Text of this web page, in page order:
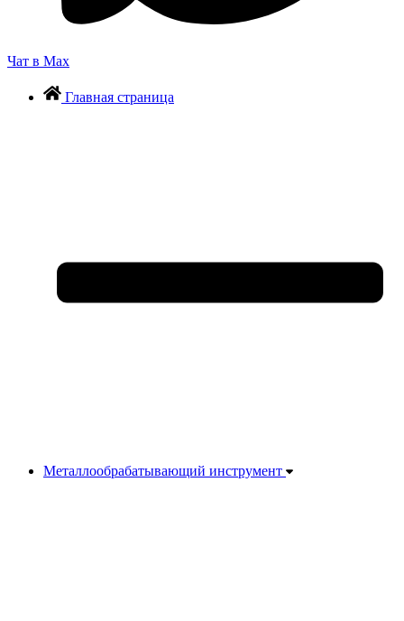
Чат в Max
Главная страница
Металлообрабатывающий инструмент